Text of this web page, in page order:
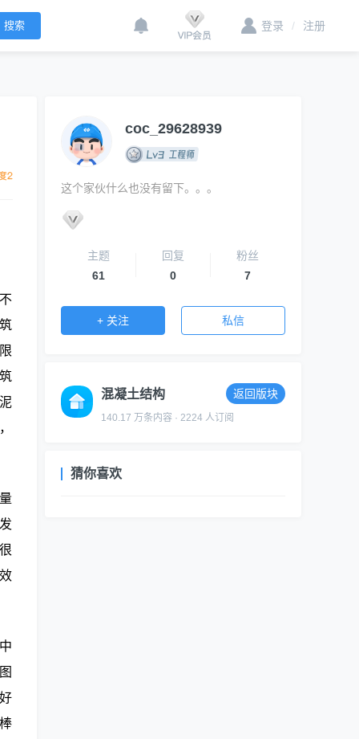
登录 / 注册
coc_29628939
这个家伙什么也没有留下。。。
主题
61
回复
0
粉丝
7
+ 关注 私信
混凝土结构 返回版块
140.17 万条内容 · 2224 人订阅
猜你喜欢